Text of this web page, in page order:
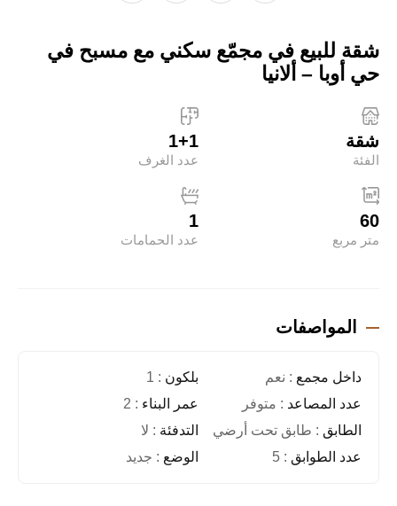
شقة للبيع في مجمّع سكني مع مسبح في
حي أوبا – ألانيا
شقة
الفئة
1+1
عدد الغرف
60
متر مربع
1
عدد الحمامات
المواصفات
داخل مجمع : نعم بلكون : 1
عدد المصاعد : متوفر عمر البناء : 2
الطابق : طابق تحت أرضي التدفئة : لا
عدد الطوابق : 5 الوضع : جديد